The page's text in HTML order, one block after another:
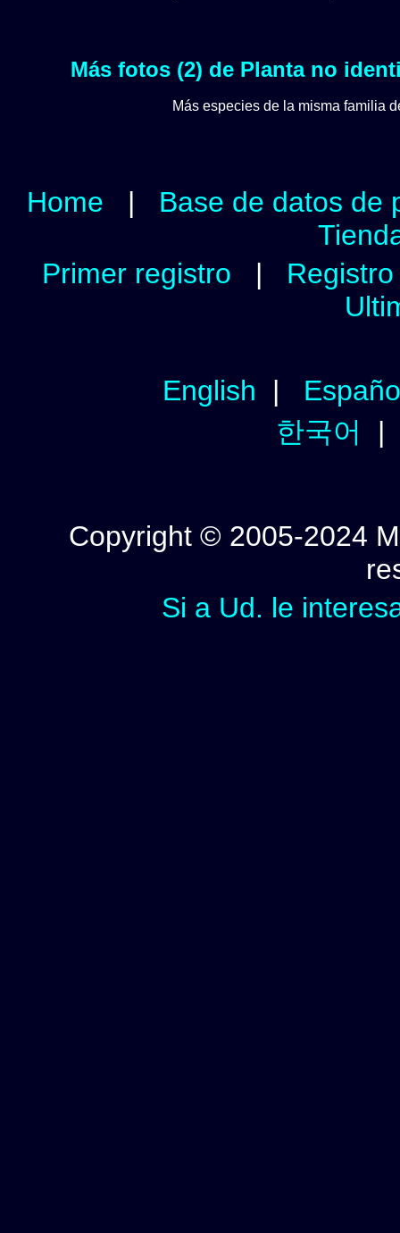
Más fotos (2) de Planta no
Más especies de la misma familia
Home | Base de datos de
Primer registro |
English |
한국어
Copyright © 2005-2024
Si a Ud. le